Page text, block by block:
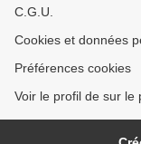
C.G.U.
Cookies et données
Préférences cookies
Voir le profil de sur le